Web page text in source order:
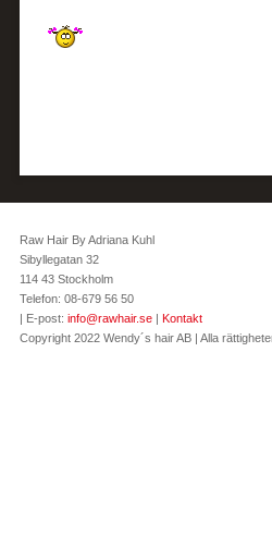
Raw Hair By Adriana Kuhl
Sibyllegatan 32
114 43 Stockholm
Telefon: 08-679 56 50
| E-post: info@rawhair.se | Kontakt
Copyright 2022 Wendy´s hair AB | Alla